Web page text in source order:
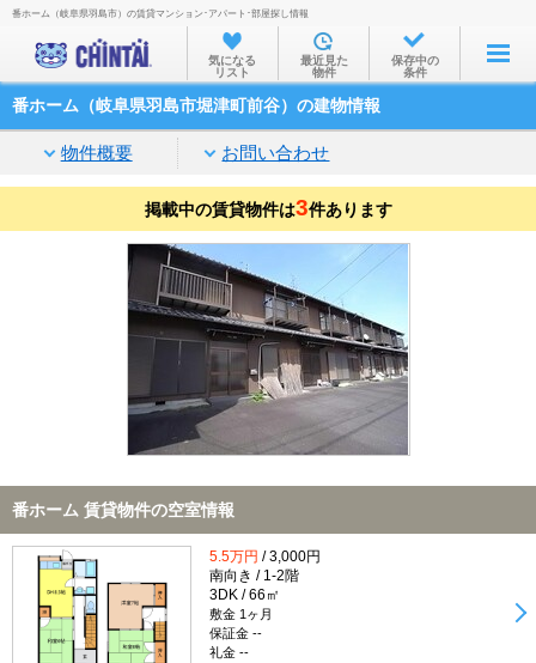
お部屋を探す
沿線・駅から
住所から
家賃相場から
通勤通学時間から
不動産会社から
TOP
番ホーム（岐阜県羽島市）の賃貸マンション･アパート･部屋探し情報
気になる
リスト
最近見た
物件
保存中の
条件
番ホーム（岐阜県羽島市堀津町前谷）の建物情報
物件概要 お問い合わせ
掲載中の賃貸物件は3件あります
番ホーム 賃貸物件の空室情報
5.5万円 / 3,000円
南向き / 1-2階
3DK / 66㎡
敷金 1ヶ月
保証金 --
礼金 --